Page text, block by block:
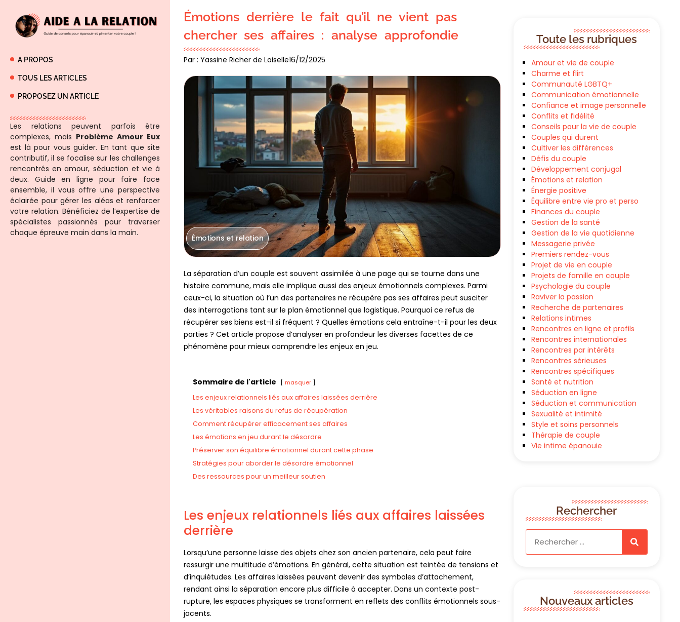
A PROPOS
TOUS LES ARTICLES
PROPOSEZ UN ARTICLE
Les relations peuvent parfois être
complexes, mais Problème Amour Eux
est là pour vous guider. En tant que site
contributif, il se focalise sur les challenges
rencontrés en amour, séduction et vie à
deux. Guide en ligne pour faire face
ensemble, il vous offre une perspective
éclairée pour gérer les aléas et renforcer
votre relation. Bénéficiez de l’expertise de
spécialistes passionnés pour traverser
chaque épreuve main dans la main.
Émotions derrière le fait qu’il ne vient pas
chercher ses affaires : analyse approfondie
Par : Yassine Richer de Loiselle16/12/2025
Émotions et relation
La séparation d’un couple est souvent assimilée à une page qui se tourne dans une
histoire commune, mais elle implique aussi des enjeux émotionnels complexes. Parmi
ceux-ci, la situation où l’un des partenaires ne récupère pas ses affaires peut susciter
des interrogations tant sur le plan émotionnel que logistique. Pourquoi ce refus de
récupérer ses biens est-il si fréquent ? Quelles émotions cela entraîne-t-il pour les deux
parties ? Cet article propose d’analyser en profondeur les diverses facettes de ce
phénomène pour mieux comprendre les enjeux en jeu.
Sommaire de l'article masquer
Les enjeux relationnels liés aux affaires laissées derrière
Les véritables raisons du refus de récupération
Comment récupérer efficacement ses affaires
Les émotions en jeu durant le désordre
Préserver son équilibre émotionnel durant cette phase
Stratégies pour aborder le désordre émotionnel
Des ressources pour un meilleur soutien
Les enjeux relationnels liés aux affaires laissées
derrière
Lorsqu’une personne laisse des objets chez son ancien partenaire, cela peut faire
ressurgir une multitude d’émotions. En général, cette situation est teintée de tensions et
d’inquiétudes. Les affaires laissées peuvent devenir des symboles d’attachement,
rendant ainsi la séparation encore plus difficile à accepter. Dans un contexte post-
rupture, les espaces physiques se transforment en reflets des conflits émotionnels sous-
jacents.
Toute les rubriques
Amour et vie de couple
Charme et flirt
Communauté LGBTQ+
Communication émotionnelle
Confiance et image personnelle
Conflits et fidélité
Conseils pour la vie de couple
Couples qui durent
Cultiver les différences
Défis du couple
Développement conjugal
Émotions et relation
Énergie positive
Équilibre entre vie pro et perso
Finances du couple
Gestion de la santé
Gestion de la vie quotidienne
Messagerie privée
Premiers rendez-vous
Projet de vie en couple
Projets de famille en couple
Psychologie du couple
Raviver la passion
Recherche de partenaires
Relations intimes
Rencontres en ligne et profils
Rencontres internationales
Rencontres par intérêts
Rencontres sérieuses
Rencontres spécifiques
Santé et nutrition
Séduction en ligne
Séduction et communication
Sexualité et intimité
Style et soins personnels
Thérapie de couple
Vie intime épanouie
Rechercher
Nouveaux articles